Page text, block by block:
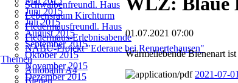
Schwalbenfreundl. Haus
Lebensraum Kirchturm
Fledermausfreundl. Haus
Fledermaus-Erlebnisabende
NABU-Projekt "Ederaue bei Rennertehausen"
Themen
Autobahn A4
Bienen
Juni 2015
Juli 2015
August 2015
September 2015
Oktober 2015
November 2015
Dezember 2015
01.07.2021 07:00
Wärmeliebende Bienenart
2021-07-